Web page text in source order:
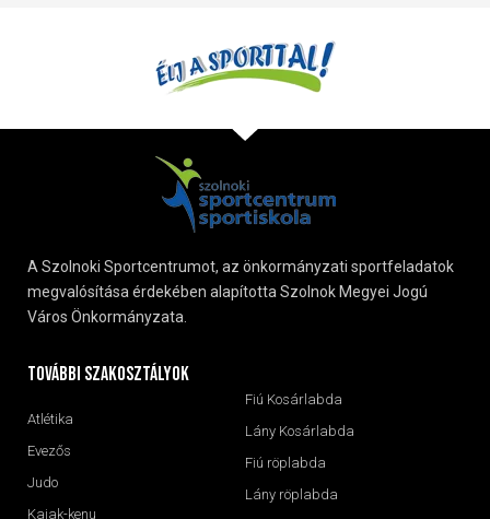
A Szolnoki Sportcentrumot, az önkormányzati sportfeladatok
megvalósítása érdekében alapította Szolnok Megyei Jogú
Város Önkormányzata.
További szakosztályok
Atlétika
Evezős
Judo
Kajak-kenu
Fiú Kosárlabda
Lány Kosárlabda
Fiú röplabda
Lány röplabda